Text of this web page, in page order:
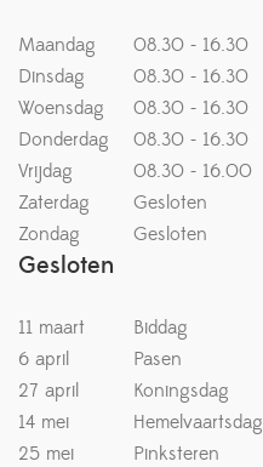
Maandag
08.30 - 16.30
Dinsdag
08.30 - 16.30
Woensdag
08.30 - 16.30
Donderdag
08.30 - 16.30
Vrijdag
08.30 - 16.00
Zaterdag
Gesloten
Zondag
Gesloten
Gesloten
11 maart
Biddag
6 april
Pasen
27 april
Koningsdag
14 mei
Hemelvaartsdag
25 mei
Pinksteren